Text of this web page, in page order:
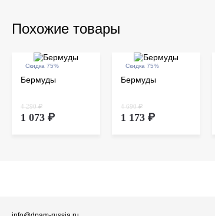
Похожие товары
Скидка 75%
Бермуды
4 290 ₽
1 073 ₽
Скидка 75%
Бермуды
4 690 ₽
1 173 ₽